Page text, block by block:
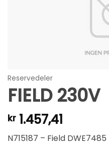
Reservedeler
FIELD 230V
kr 1.457,41
N715187 – Field DWE7485